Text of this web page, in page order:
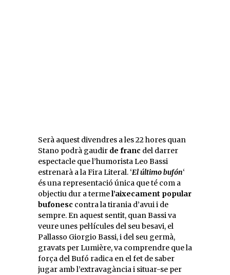
Serà aquest divendres a les 22 hores quan
Stano podrà gaudir de franc del darrer
espectacle que l’humorista Leo Bassi
estrenarà a la Fira Literal. ‘El último bufón‘
és una representació única que té com a
objectiu dur a termel’aixecament popular
bufonesc contra la tirania d’avui i de
sempre. En aquest sentit, quan Bassi va
veure unes pel·lícules del seu besavi, el
Pallasso Giorgio Bassi, i del seu germà,
gravats per Lumière, va comprendre que la
força del Bufó radica en el fet de saber
jugar amb l’extravagància i situar-se per